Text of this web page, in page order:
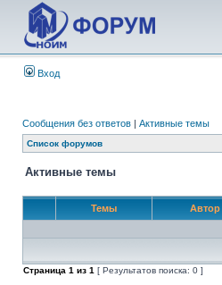
Вход
Сообщения без ответов | Активные темы
Список форумов
Активные темы
Темы Автор
Страница 1 из 1 [ Результатов поиска: 0 ]